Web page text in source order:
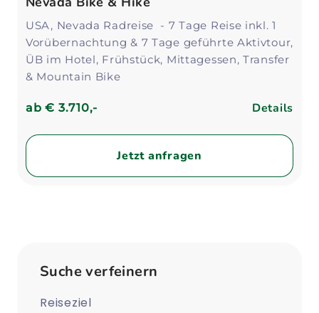
USA, Nevada Radreise - 7 Tage Reise inkl. 1
Vorübernachtung & 7 Tage geführte Aktivtour,
ÜB im Hotel, Frühstück, Mittagessen, Transfer
& Mountain Bike
ab€ 3.710,- Details
Jetzt anfragen
Suche verfeinern
Reiseziel